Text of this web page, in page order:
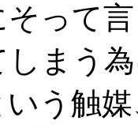
って
しまう
いう触